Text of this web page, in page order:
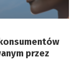
przez